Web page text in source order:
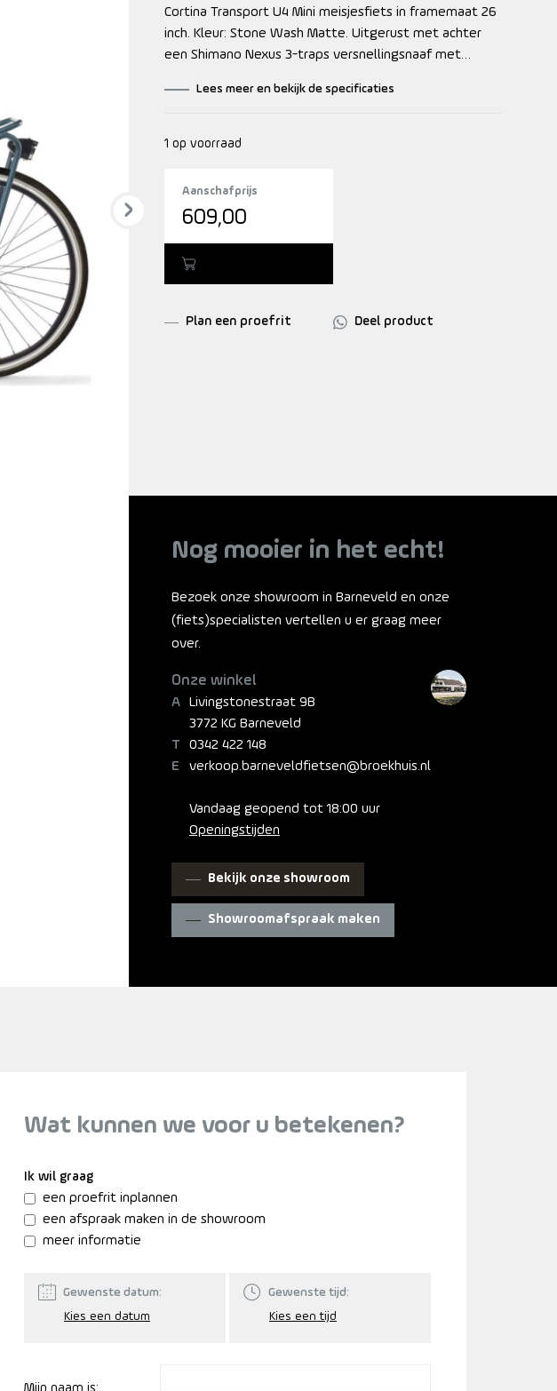
Cortina Transport U4 Mini meisjesfiets in framemaat 26
inch. Kleur: Stone Wash Matte. Uitgerust met achter
een Shimano Nexus 3-traps versnellingsnaaf met
Lees meer en bekijk de specificaties
1 op voorraad
Aanschafprijs
609,00
Plan een proefrit Deel product
Nog mooier in het echt!
Bezoek onze showroom in Barneveld en onze
(fiets)specialisten vertellen u er graag meer
over.
Onze winkel
Livingstonestraat 9B
3772 KG Barneveld
0342 422 148
verkoop.barneveldfietsen@broekhuis.nl
Vandaag geopend tot 18:00 uur
Openingstijden
Bekijk onze showroom
Showroomafspraak maken
Wat kunnen we voor u betekenen?
Ik wil graag
een proefrit inplannen
een afspraak maken in de showroom
meer informatie
Gewenste datum: Gewenste tijd: